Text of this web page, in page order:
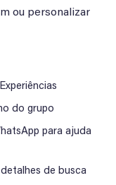
ou personalizar
do grupo
para ajuda
de busca